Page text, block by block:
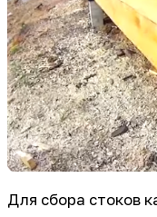
Для сбора стоков